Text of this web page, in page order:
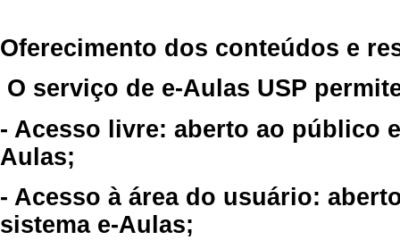
Oferecimento dos conteúdos e
O serviço de e-Aulas USP
- Acesso livre: aberto ao público
Aulas;
- Acesso à área do usuário:
sistema e-Aulas;